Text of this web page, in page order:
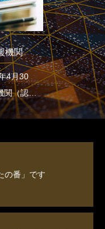
機関
4月30
関（認定
の番」です